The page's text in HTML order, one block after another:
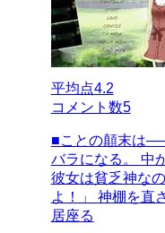
平均点4.2
コメント数5
■ことの顛末は
バラになる。 中
彼女は貧乏神な
よ！」 神棚を直
居座る